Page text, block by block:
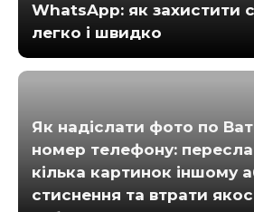
WhatsApp: як захистити
легко і швидко
Як надіслати фото по
номер телефону:
кілька картинок іншому
стиснення та втрати